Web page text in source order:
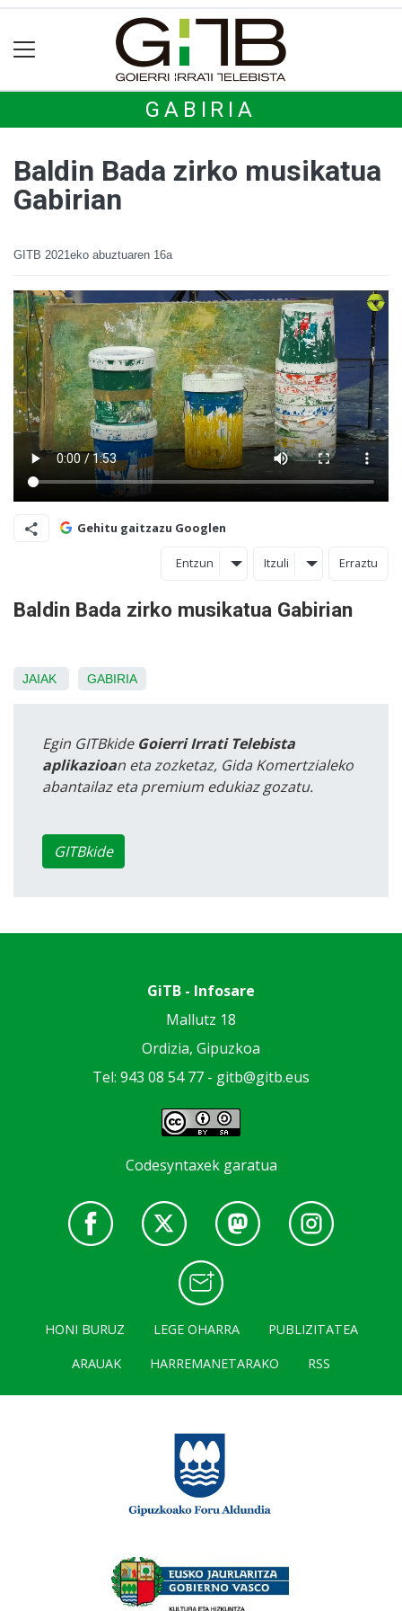
GABIRIA
Baldin Bada zirko musikatua
Gabirian
GITB 2021eko abuztuaren 16a
Gehitu gaitzazu Googlen
Entzun Itzuli Erraztu
Baldin Bada zirko musikatua Gabirian
JAIAK GABIRIA
Egin GITBkide Goierri Irrati Telebista
aplikazioan eta zozketaz, Gida Komertzialeko
abantailaz eta premium edukiaz gozatu.
GITBkide
GiTB - Infosare
Mallutz 18
Ordizia, Gipuzkoa
Tel: 943 08 54 77 - gitb@gitb.eus
Codesyntaxek garatua
HONI BURUZ LEGE OHARRA
PUBLIZITATEA
ARAUAK
HARREMANETARAKO RSS